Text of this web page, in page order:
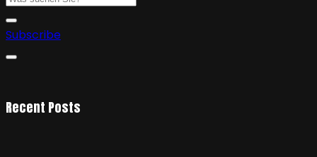
Subscribe
Recent Posts